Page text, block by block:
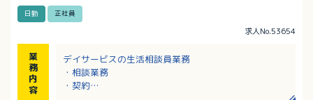
日勤 正社員
求人No.53654
業
務
内
容
デイサービスの生活相談員業務
・相談業務
・契約